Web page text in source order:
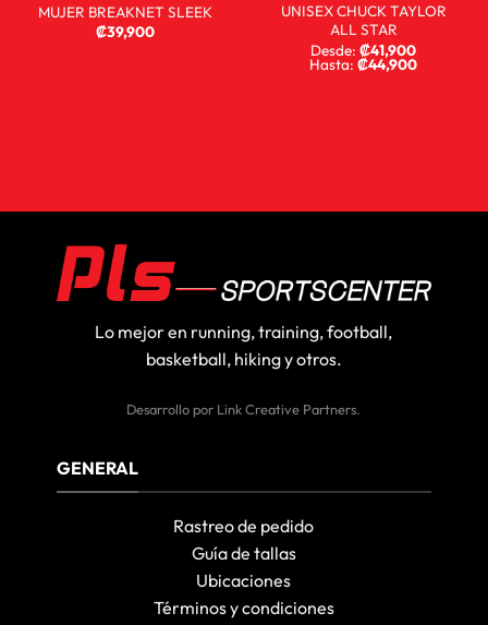
MUJER BREAKNET SLEEK
₡39,900
UNISEX CHUCK TAYLOR
ALL STAR
Desde: ₡41,900
Hasta: ₡44,900
Lo mejor en running, training, football,
basketball, hiking y otros.
Desarrollo por Link Creative Partners.
GENERAL
Rastreo de pedido
Guía de tallas
Ubicaciones
Términos y condiciones